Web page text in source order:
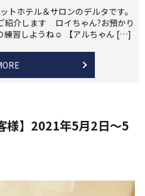
トホテル＆サロンのデルタです。
紹介します ロイちゃん?お預かり
練習しようね☺️ 【アルちゃん […]
様】2021年5月2日〜5